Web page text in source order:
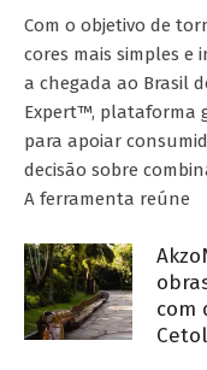
Com o objetivo de
cores mais simples e
a chegada ao Brasil
Expert™, plataforma
para apoiar
decisão sobre
A ferramenta reúne
com